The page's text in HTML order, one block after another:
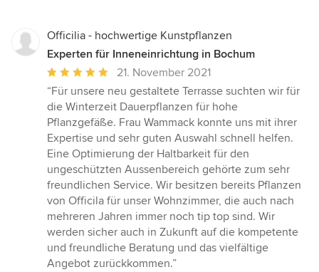
Officilia - hochwertige Kunstpflanzen
Experten für Inneneinrichtung in Bochum
Durchschnittliche
Bewertung:
5
von
5
Sternen
21. November 2021
“Für unsere neu gestaltete Terrasse suchten wir für
die Winterzeit Dauerpflanzen für hohe
Pflanzgefäße. Frau Wammack konnte uns mit ihrer
Expertise und sehr guten Auswahl schnell helfen.
Eine Optimierung der Haltbarkeit für den
ungeschützten Aussenbereich gehörte zum sehr
freundlichen Service. Wir besitzen bereits Pflanzen
von Officila für unser Wohnzimmer, die auch nach
mehreren Jahren immer noch tip top sind. Wir
werden sicher auch in Zukunft auf die kompetente
und freundliche Beratung und das vielfältige
Angebot zurückkommen.”